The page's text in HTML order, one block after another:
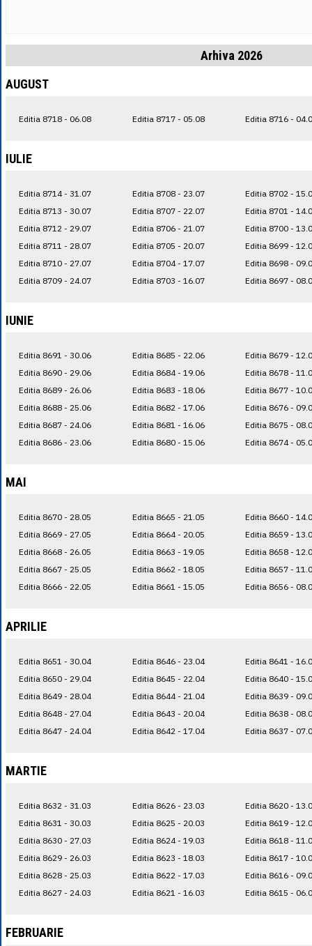
Arhiva 2026
AUGUST
Editia 8718 - 06.08 Editia 8717 - 05.08 Editia 8716 -
IULIE
Editia 8714 - 31.07
Editia 8713 - 30.07
Editia 8712 - 29.07
Editia 8711 - 28.07
Editia 8710 - 27.07
Editia 8709 - 24.07
Editia 8708 - 23.07
Editia 8707 - 22.07
Editia 8706 - 21.07
Editia 8705 - 20.07
Editia 8704 - 17.07
Editia 8703 - 16.07
Editia 8702 -
Editia 8701 -
Editia 8700 -
Editia 8699 -
Editia 8698 -
Editia 8697 -
IUNIE
Editia 8691 - 30.06
Editia 8690 - 29.06
Editia 8689 - 26.06
Editia 8688 - 25.06
Editia 8687 - 24.06
Editia 8686 - 23.06
Editia 8685 - 22.06
Editia 8684 - 19.06
Editia 8683 - 18.06
Editia 8682 - 17.06
Editia 8681 - 16.06
Editia 8680 - 15.06
Editia 8679 -
Editia 8678 -
Editia 8677 -
Editia 8676 -
Editia 8675 -
Editia 8674 -
MAI
Editia 8670 - 28.05
Editia 8669 - 27.05
Editia 8668 - 26.05
Editia 8667 - 25.05
Editia 8666 - 22.05
Editia 8665 - 21.05
Editia 8664 - 20.05
Editia 8663 - 19.05
Editia 8662 - 18.05
Editia 8661 - 15.05
Editia 8660 -
Editia 8659 -
Editia 8658 -
Editia 8657 -
Editia 8656 -
APRILIE
Editia 8651 - 30.04
Editia 8650 - 29.04
Editia 8649 - 28.04
Editia 8648 - 27.04
Editia 8647 - 24.04
Editia 8646 - 23.04
Editia 8645 - 22.04
Editia 8644 - 21.04
Editia 8643 - 20.04
Editia 8642 - 17.04
Editia 8641 -
Editia 8640 -
Editia 8639 -
Editia 8638 -
Editia 8637 -
MARTIE
Editia 8632 - 31.03
Editia 8631 - 30.03
Editia 8630 - 27.03
Editia 8629 - 26.03
Editia 8628 - 25.03
Editia 8627 - 24.03
Editia 8626 - 23.03
Editia 8625 - 20.03
Editia 8624 - 19.03
Editia 8623 - 18.03
Editia 8622 - 17.03
Editia 8621 - 16.03
Editia 8620 -
Editia 8619 -
Editia 8618 -
Editia 8617 -
Editia 8616 -
Editia 8615 -
FEBRUARIE